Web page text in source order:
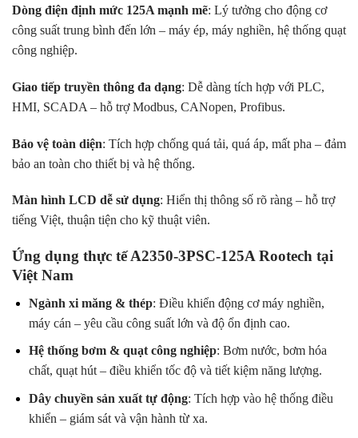
Dòng điện định mức 125A mạnh mẽ: Lý tưởng cho động cơ
công suất trung bình đến lớn – máy ép, máy nghiền, hệ thống quạt
công nghiệp.
Giao tiếp truyền thông đa dạng: Dễ dàng tích hợp với PLC,
HMI, SCADA – hỗ trợ Modbus, CANopen, Profibus.
Bảo vệ toàn diện: Tích hợp chống quá tải, quá áp, mất pha – đảm
bảo an toàn cho thiết bị và hệ thống.
Màn hình LCD dễ sử dụng: Hiển thị thông số rõ ràng – hỗ trợ
tiếng Việt, thuận tiện cho kỹ thuật viên.
Ứng dụng thực tế A2350-3PSC-125A Rootech tại
Việt Nam
Ngành xi măng & thép: Điều khiển động cơ máy nghiền,
máy cán – yêu cầu công suất lớn và độ ổn định cao.
Hệ thống bơm & quạt công nghiệp: Bơm nước, bơm hóa
chất, quạt hút – điều khiển tốc độ và tiết kiệm năng lượng.
Dây chuyền sản xuất tự động: Tích hợp vào hệ thống điều
khiển – giám sát và vận hành từ xa.